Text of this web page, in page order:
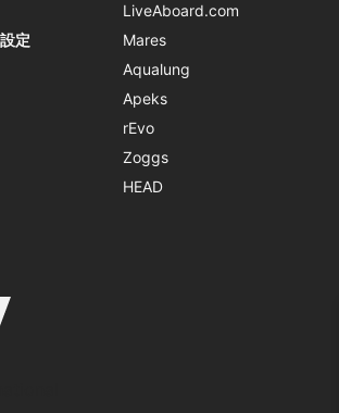
定
LiveAboard.com
Mares
Aqualung
Apeks
rEvo
Zoggs
HEAD